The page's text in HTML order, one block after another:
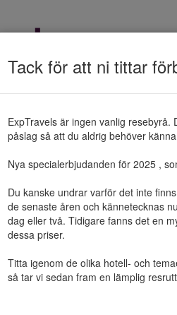
Tack för att ni tittar
ExpTravels är ingen vanlig
påslag så att du aldrig behöver
Nya specialerbjudanden för 2025 ,
Du kanske undrar varför det inte
de senaste åren och kännetecknas
dag eller två. Tidigare fanns det en
dessa priser.
Titta igenom de olika hotell- och
så tar vi sedan fram en lämplig